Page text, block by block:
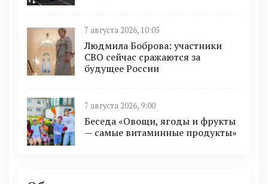
7 августа 2026, 10:05
Людмила Боброва: участники
СВО сейчас сражаются за
будущее России
7 августа 2026, 9:00
Беседа «Овощи, ягоды и фрукты
— самые витаминные продукты»